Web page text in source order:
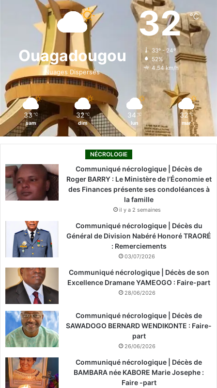
e
b
o
k
i
n
t
a
g
r
T
o
k
Ouagadougou
Nuages Dispersés
32℃
33º - 24º
52%
4.54 km/h
33 ℃
sam
32 ℃
dim
34 ℃
lun
32 ℃
mar
NÉCROLOGIE
Communiqué nécrologique | Décès de
Roger BARRY : Le Ministère de l’Économie et
des Finances présente ses condoléances à
la famille
il y a 2 semaines
Communiqué nécrologique | Décès du
Général de Division Nabéré Honoré TRAORÉ
: Remerciements
03/07/2026
Communiqué nécrologique | Décès de son
Excellence Dramane YAMEOGO : Faire-part
28/06/2026
Communiqué nécrologique | Décès de
SAWADOGO BERNARD WENDIKONTE : Faire-
part
26/06/2026
Communiqué nécrologique | Décès de
BAMBARA née KABORE Marie Josephe :
Faire -part